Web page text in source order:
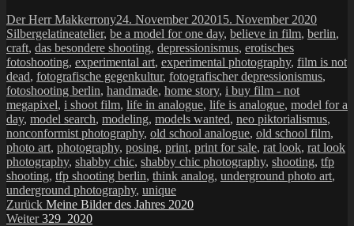
Autor
Der Herr MakkerronyVeröffentlicht
am
24. November 202015. November 2020
SilbergelatineSchlagwörter
atelier, be a model for one day, believe in film, berlin,
craft, das besondere shooting, depressionismus, erotisches
fotoshooting, experimental art, experimental photography, film is not
dead, fotografische gegenkultur, fotografischer depressionismus,
fotoshooting berlin, handmade, home story, i buy film - not
megapixel, i shoot film, life in analogue, life is analogue, model for a
day, model search, modeling, models wanted, neo piktorialismus,
nonconformist photography, old school analogue, old school film,
photo art, photography, posing, print, print for sale, rat look, rat look
photography, shabby chic, shabby chic photography, shooting, tfp
shooting, tfp shooting berlin, think analog, underground photo art,
underground photography, unique
Beitragsnavigation
Zurück Vorheriger
Beitrag:
Meine Bilder des Jahres 2020
Weiter Nächster
329_2020